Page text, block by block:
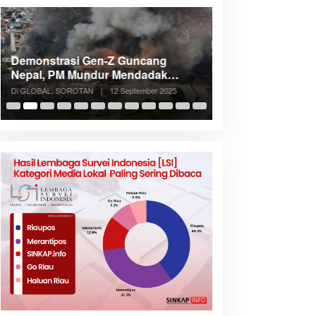
Demonstrasi Gen-Z Guncang
Nepal, PM Mundur Mendadak
Setelah Gedung Parlemen Dibakar
Di GLOBAL, SOROTAN | 12 September 2025